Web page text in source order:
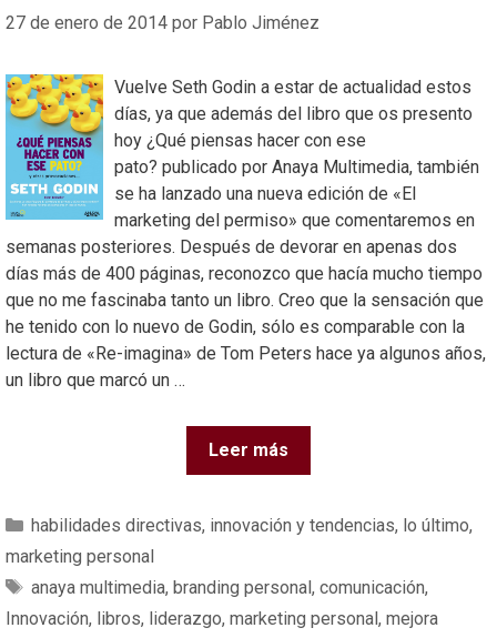
27 de enero de 2014 por Pablo Jiménez
Vuelve Seth Godin a estar de actualidad estos
días, ya que además del libro que os presento
hoy ¿Qué piensas hacer con ese
pato? publicado por Anaya Multimedia, también
se ha lanzado una nueva edición de «El
marketing del permiso» que comentaremos en
semanas posteriores. Después de devorar en apenas dos
días más de 400 páginas, reconozco que hacía mucho tiempo
que no me fascinaba tanto un libro. Creo que la sensación que
he tenido con lo nuevo de Godin, sólo es comparable con la
lectura de «Re-imagina» de Tom Peters hace ya algunos años,
un libro que marcó un …
Leer más
habilidades directivas, innovación y tendencias, lo último,
marketing personal
anaya multimedia, branding personal, comunicación,
Innovación, libros, liderazgo, marketing personal, mejora